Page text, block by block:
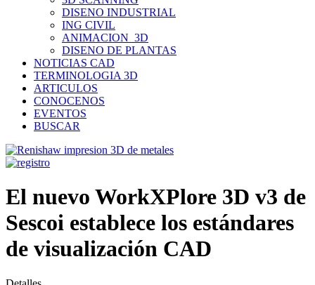
DISENO INDUSTRIAL
ING CIVIL
ANIMACION_3D
DISENO DE PLANTAS
NOTICIAS CAD
TERMINOLOGIA 3D
ARTICULOS
CONOCENOS
EVENTOS
BUSCAR
El nuevo WorkXPlore 3D v3 de
Sescoi establece los estándares
de visualización CAD